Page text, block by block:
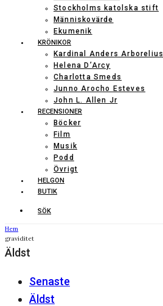
Stockholms katolska stift
Människovärde
Ekumenik
KRÖNIKOR
Kardinal Anders Arborelius
Helena D’Arcy
Charlotta Smeds
Junno Arocho Esteves
John L. Allen Jr
RECENSIONER
Böcker
Film
Musik
Podd
Övrigt
HELGON
BUTIK
SÖK
Hem
graviditet
Äldst
Senaste
Äldst